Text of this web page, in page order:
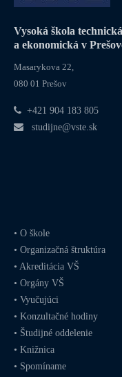
Vysoká škola technická
a ekonomická v
Masarykova 22,
080 01 Prešov
+421 904 183 805
studijne@vste.sk
•O škole
•Organizačná štruktúra
•Akreditácia VŠ
•Orgány VŠ
• Vyučujúci
• Konzultačné hodiny
• Študijné oddelenie
• Knižnica
• Spomíname